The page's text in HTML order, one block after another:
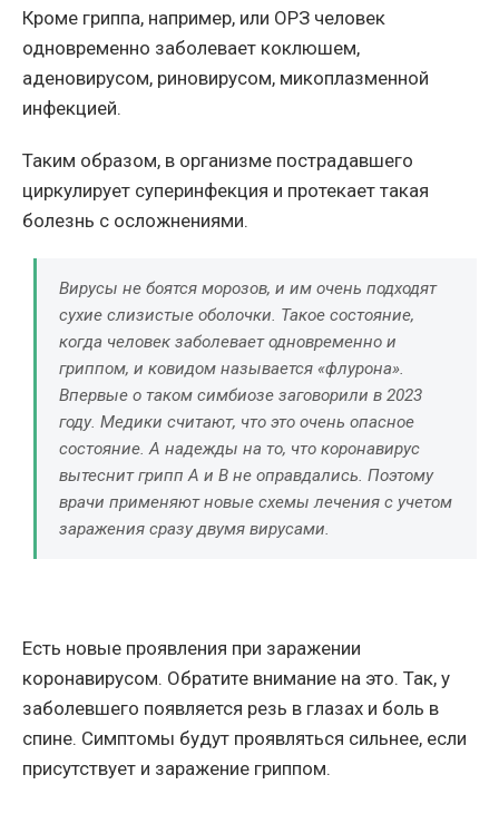
Кроме гриппа, например, или ОРЗ человек
одновременно заболевает коклюшем,
аденовирусом, риновирусом, микоплазменной
инфекцией.
Таким образом, в организме пострадавшего
циркулирует суперинфекция и протекает такая
болезнь с осложнениями.
Вирусы не боятся морозов, и им очень подходят
сухие слизистые оболочки. Такое состояние,
когда человек заболевает одновременно и
гриппом, и ковидом называется «флурона».
Впервые о таком симбиозе заговорили в 2023
году. Медики считают, что это очень опасное
состояние. А надежды на то, что коронавирус
вытеснит грипп А и В не оправдались. Поэтому
врачи применяют новые схемы лечения с учетом
заражения сразу двумя вирусами.
Есть новые проявления при заражении
коронавирусом. Обратите внимание на это. Так, у
заболевшего появляется резь в глазах и боль в
спине. Симптомы будут проявляться сильнее, если
присутствует и заражение гриппом.